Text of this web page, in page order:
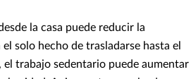
la casa puede reducir la
solo hecho de trasladarse hasta el
trabajo sedentario puede aumentar